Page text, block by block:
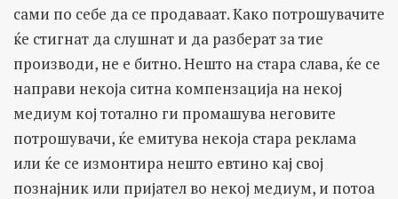
сами по себе да се продаваат. Како потрошувачите
ќе стигнат да слушнат и да разберат за тие
производи, не е битно. Нешто на стара слава, ќе се
направи некоја ситна компензација на некој
медиум кој тотално ги промашува неговите
потрошувачи, ќе емитува некоја стара реклама
или ќе се измонтира нешто евтино кај свој
познајник или пријател во некој медиум, и потоа